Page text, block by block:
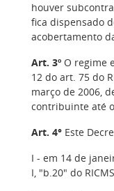
houver
fica dispensado
acobertamento
Art. 3º O regime
12 do art. 75 do
março de 2006,
contribuinte até
Art. 4° Este
I - em 14 de
I, "b.20" do